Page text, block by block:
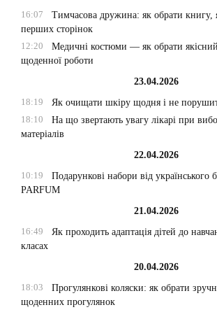
16:07
Тимчасова дружина: як обрати книгу,
перших сторінок
12:20
Медичні костюми — як обрати
щоденної роботи
23.04.2026
18:19
Як очищати шкіру щодня і не
18:10
На що звертають увагу лікарі при
матеріалів
22.04.2026
10:19
Подарункові набори від українського
PARFUM
21.04.2026
16:49
Як проходить адаптація дітей до
класах
20.04.2026
18:03
Прогулянкові коляски: як обрати
щоденних прогулянок